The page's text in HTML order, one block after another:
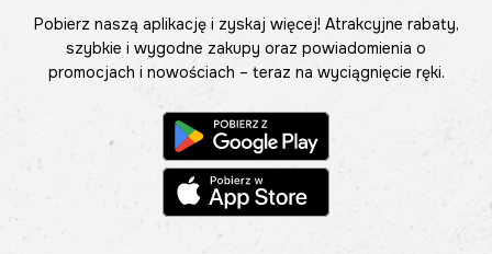
Pobierz naszą aplikację i zyskaj więcej! Atrakcyjne rabaty,
szybkie i wygodne zakupy oraz powiadomienia o
promocjach i nowościach – teraz na wyciągnięcie ręki.